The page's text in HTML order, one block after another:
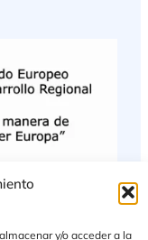
y/o acceder a la